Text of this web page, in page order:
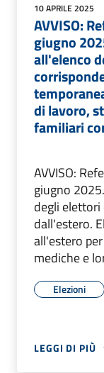
10 APRILE 2025
AVVISO:
giugno
all'elenco
di lavoro,
familiari
AVVISO:
giugno
degli
dall'estero.
all'estero
mediche e
Elezioni
LEGGI DI PIÙ